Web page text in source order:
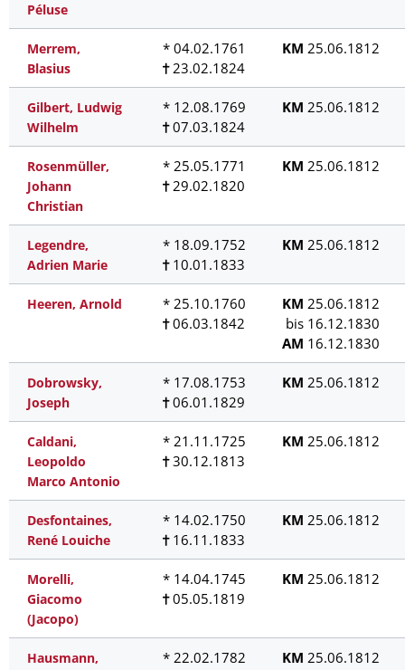
Péluse
Merrem,
Blasius
* 04.02.1761
23.02.1824
KM 25.06.1812
Gilbert, Ludwig
Wilhelm
* 12.08.1769
07.03.1824
KM 25.06.1812
Rosenmüller,
Johann
Christian
* 25.05.1771
29.02.1820
KM 25.06.1812
Legendre,
Adrien Marie
* 18.09.1752
10.01.1833
KM 25.06.1812
Heeren, Arnold
* 25.10.1760
06.03.1842
KM 25.06.1812
bis 16.12.1830
AM 16.12.1830
Dobrowsky,
Joseph
* 17.08.1753
06.01.1829
KM 25.06.1812
Caldani,
Leopoldo
Marco Antonio
* 21.11.1725
30.12.1813
KM 25.06.1812
Desfontaines,
René Louiche
* 14.02.1750
16.11.1833
KM 25.06.1812
Morelli,
Giacomo
(Jacopo)
* 14.04.1745
05.05.1819
KM 25.06.1812
Hausmann,
* 22.02.1782
KM 25.06.1812